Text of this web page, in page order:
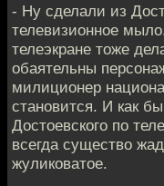
- Ну сделали из
телевизионное
телеэкране тоже
обаятельны
милиционер
становится. И как
Достоевского по
всегда существо
жуликоватое.